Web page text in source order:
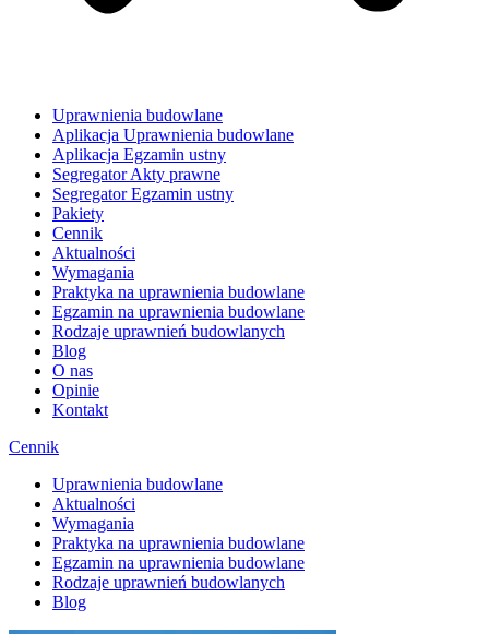
Uprawnienia budowlane
Aplikacja Uprawnienia budowlane
Aplikacja Egzamin ustny
Segregator Akty prawne
Segregator Egzamin ustny
Pakiety
Cennik
Aktualności
Wymagania
Praktyka na uprawnienia budowlane
Egzamin na uprawnienia budowlane
Rodzaje uprawnień budowlanych
Blog
O nas
Opinie
Kontakt
Cennik
Uprawnienia budowlane
Aktualności
Wymagania
Praktyka na uprawnienia budowlane
Egzamin na uprawnienia budowlane
Rodzaje uprawnień budowlanych
Blog